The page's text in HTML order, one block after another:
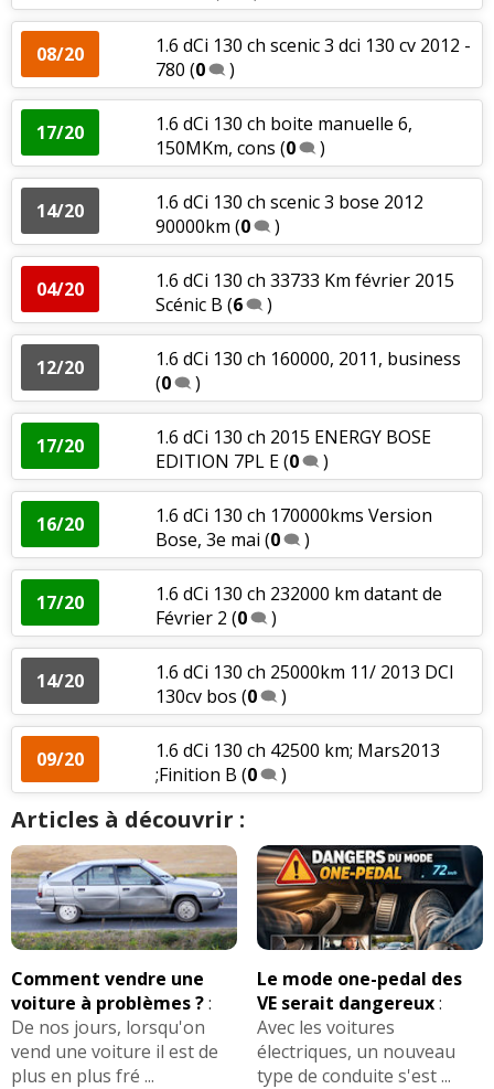
08/20
1.6 dCi 130 ch scenic 3 dci 130 cv 2012 -
780 (0 )
17/20
1.6 dCi 130 ch boite manuelle 6,
150MKm, cons (0 )
14/20
1.6 dCi 130 ch scenic 3 bose 2012
90000km (0 )
04/20
1.6 dCi 130 ch 33733 Km février 2015
Scénic B (6 )
12/20
1.6 dCi 130 ch 160000, 2011, business
(0 )
17/20
1.6 dCi 130 ch 2015 ENERGY BOSE
EDITION 7PL E(0 )
16/20
1.6 dCi 130 ch 170000kms Version
Bose, 3e mai (0 )
17/20
1.6 dCi 130 ch 232000 km datant de
Février 2 (0 )
14/20
1.6 dCi 130 ch 25000km 11/ 2013 DCI
130cv bos (0 )
09/20
1.6 dCi 130 ch 42500 km; Mars2013
;Finition B (0 )
Articles à découvrir :
Comment vendre une
voiture à problèmes ?:
De nos jours, lorsqu'on
vend une voiture il est de
plus en plus fré ...
Le mode one-pedal des
VE serait dangereux:
Avec les voitures
électriques, un nouveau
type de conduite s'est ...